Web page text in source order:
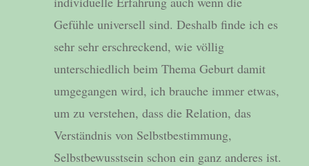
Gefühle universell sind. Deshalb finde ich es
sehr sehr erschreckend, wie völlig
unterschiedlich beim Thema Geburt damit
umgegangen wird, ich brauche immer etwas,
um zu verstehen, dass die Relation, das
Verständnis von Selbstbestimmung,
Selbstbewusstsein schon ein ganz anderes ist.